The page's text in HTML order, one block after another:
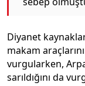
Diyanet
makam
vurgularken,
sarıldığını da